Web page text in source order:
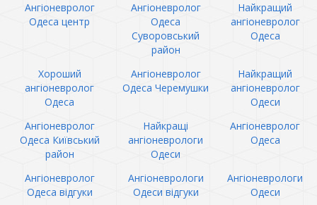
Ангіоневролог
Одеса центр
Ангіоневролог
Одеса
Суворовський
район
Найкращий
ангіоневролог
Одеса
Хороший
ангіоневролог
Одеса
Ангіоневролог
Одеса Черемушки
Найкращий
ангіоневролог
Одеси
Ангіоневролог
Одеса Київський
район
Найкращі
ангіоневрологи
Одеси
Ангіоневролог
Одеса
Ангіоневролог
Одеса відгуки
Ангіоневрологи
Одеси відгуки
Ангіоневрологи
Одеси